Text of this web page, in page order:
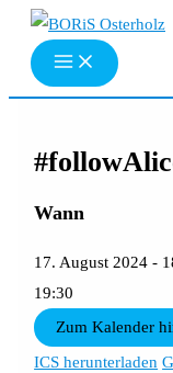
Zum
Inhalt
springen
Wann
17. August 2024 -
19:30
Zum Kalender
ICS herunterladen